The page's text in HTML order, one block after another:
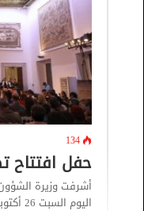
134
حفل افتتاح
أشرفت وزيرة